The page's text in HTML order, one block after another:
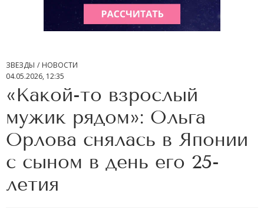
ЗВЕЗДЫ
НОВОСТИ
04.05.2026, 12:35
«Какой-то взрослый
мужик рядом»: Ольга
Орлова снялась в Японии
с сыном в день его 25-
летия